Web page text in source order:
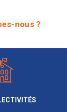
nous ?